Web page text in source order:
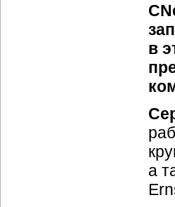
в
а